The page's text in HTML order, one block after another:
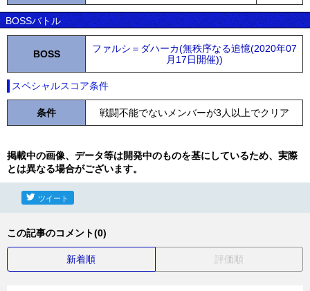
BOSSバトル
BOSS
ファルシ＝ダハーカ(無秩序なる追憶(2020年07
月17日開催))
スペシャルスコア条件
条件 戦闘不能でないメンバーが3人以上でクリア
掲載中の画像、データ等は開発中のものを基にしているため、実際
とは異なる場合がございます。
ツイート
この記事のコメント(0)
新着順 評価順